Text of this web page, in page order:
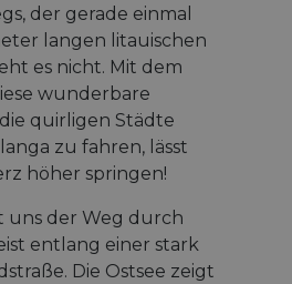
der gerade einmal
langen litauischen
es nicht. Mit dem
wunderbare
quirligen Städte
zu fahren, lässt
höher springen!
uns der Weg durch
entlang einer stark
Die Ostsee zeigt